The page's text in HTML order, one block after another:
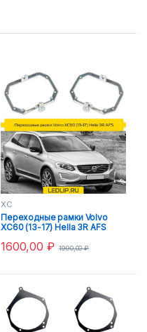
XC
Переходные рамки Volvo
XC60 (13-17) Hella 3R AFS
1600,00 ₽ 1990,00₽